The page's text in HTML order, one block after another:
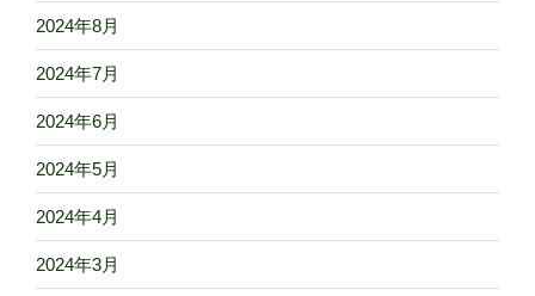
2024年8月
2024年7月
2024年6月
2024年5月
2024年4月
2024年3月